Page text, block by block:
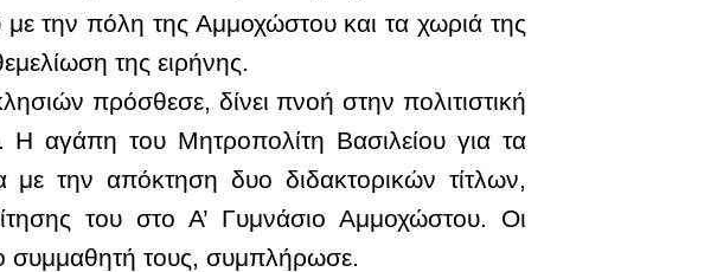
την πόλη της Αμμοχώστου και τα χωριά της
της ειρήνης.
πρόσθεσε, δίνει πνοή στην πολιτιστική
αγάπη του Μητροπολίτη Βασιλείου για τα
την απόκτηση δυο διδακτορικών τίτλων,
του στο Α’ Γυμνάσιο Αμμοχώστου. Οι
συμμαθητή τους, συμπλήρωσε.